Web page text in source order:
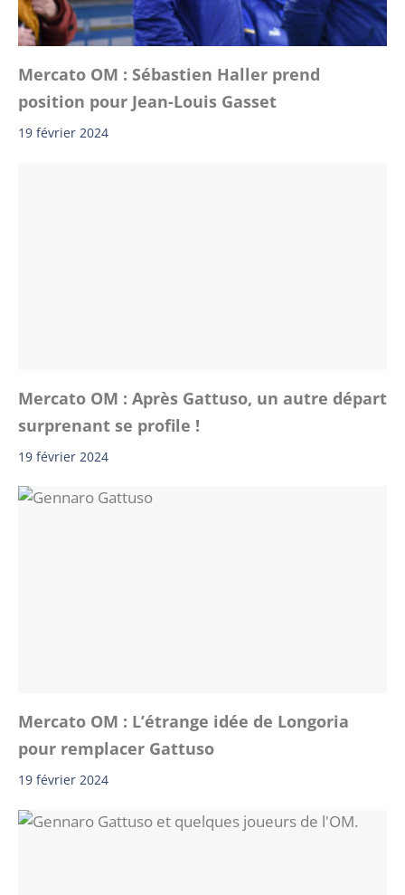
Mercato OM : Sébastien Haller prend
position pour Jean-Louis Gasset
19 février 2024
Mercato OM : Après Gattuso, un autre départ
surprenant se profile !
19 février 2024
Mercato OM : L’étrange idée de Longoria
pour remplacer Gattuso
19 février 2024